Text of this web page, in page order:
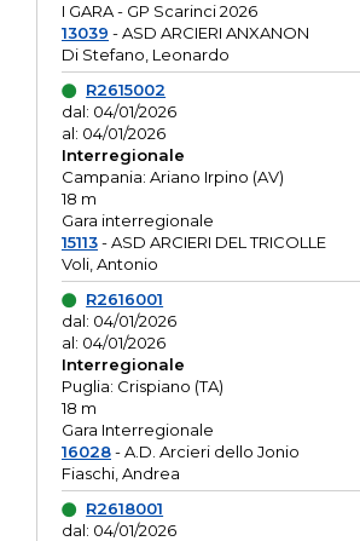
I GARA - GP Scarinci 2026
13039 - ASD ARCIERI ANXANON
Di Stefano, Leonardo
R2615002
dal: 04/01/2026
al: 04/01/2026
Interregionale
Campania: Ariano Irpino (AV)
18 m
Gara interregionale
15113- ASD ARCIERI DEL TRICOLLE
Voli, Antonio
R2616001
dal: 04/01/2026
al: 04/01/2026
Interregionale
Puglia: Crispiano (TA)
18 m
Gara Interregionale
16028- A.D. Arcieri dello Jonio
Fiaschi, Andrea
R2618001
dal: 04/01/2026